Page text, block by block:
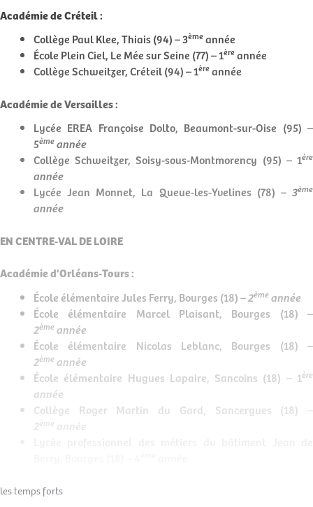
Académie de Créteil :
Collège Paul Klee, Thiais (94) – 3èmeannée
École Plein Ciel, Le Mée sur Seine (77) – 1èreannée
Collège Schweitzer, Créteil (94) – 1èreannée
Académie de Versailles :
Lycée EREA Françoise Dolto, Beaumont-sur-Oise (95) –
5èmeannée
Collège Schweitzer, Soisy-sous-Montmorency (95) – 1ère
année
Lycée Jean Monnet, La Queue-les-Yvelines (78) – 3ème
année
EN CENTRE-VAL DE LOIRE
Académie d’Orléans-Tours :
École élémentaire Jules Ferry, Bourges (18)– 2èmeannée
École élémentaire Marcel Plaisant, Bourges (18) –
2èmeannée
École élémentaire Nicolas Leblanc, Bourges (18) –
2ème année
École élémentaire Hugues Lapaire, Sancoins (18) – 1ère
année
Collège Roger Martin du Gard, Sancergues (18) –
2ème
année
les temps forts